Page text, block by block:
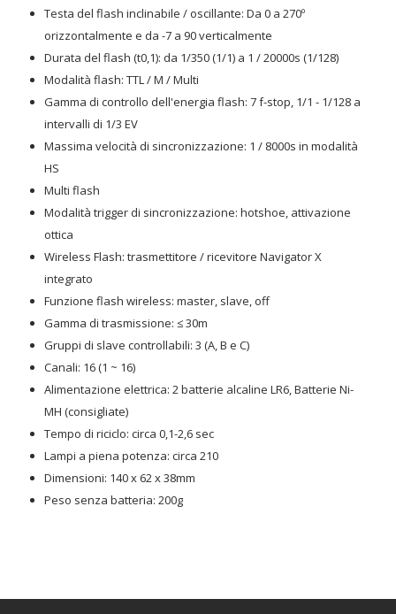
Testa del flash inclinabile / oscillante: Da 0 a 270º
orizzontalmente e da -7 a 90 verticalmente
Durata del flash (t0,1): da 1/350 (1/1) a 1 / 20000s (1/128)
Modalità flash: TTL / M / Multi
Gamma di controllo dell'energia flash: 7 f-stop, 1/1 - 1/128 a
intervalli di 1/3 EV
Massima velocità di sincronizzazione: 1 / 8000s in modalità
HS
Multi flash
Modalità trigger di sincronizzazione: hotshoe, attivazione
ottica
Wireless Flash: trasmettitore / ricevitore Navigator X
integrato
Funzione flash wireless: master, slave, off
Gamma di trasmissione: ≤ 30m
Gruppi di slave controllabili: 3 (A, B e C)
Canali: 16 (1 ~ 16)
Alimentazione elettrica: 2 batterie alcaline LR6, Batterie Ni-
MH (consigliate)
Tempo di riciclo: circa 0,1-2,6 sec
Lampi a piena potenza: circa 210
Dimensioni: 140 x 62 x 38mm
Peso senza batteria: 200g